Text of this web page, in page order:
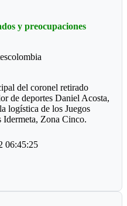
cuentan con el respaldo
“El Zurdo”, quien
Jardín de Tejo de la Villa
y preocupaciones
del coronel retirado
de deportes Daniel Acosta,
logística de los Juegos
Idermeta, Zona Cinco.
estuvo atento a cada
cumpliera al pie de la
anuncia la adecuación
un decorado más
06:45:25